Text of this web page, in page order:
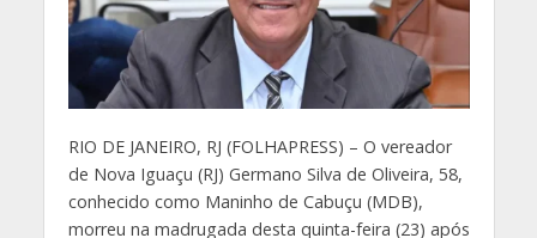
RIO DE JANEIRO, RJ (FOLHAPRESS) – O vereador
de Nova Iguaçu (RJ) Germano Silva de Oliveira, 58,
conhecido como Maninho de Cabuçu (MDB),
morreu na madrugada desta quinta-feira (23) após